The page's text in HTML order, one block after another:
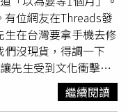
位網友在Threads發
在台灣要拿手機去修
沒現貨，得調一下
先生受到文化衝擊，
為要等1個月！」貼文
「更新護照一般件10
繼續閱讀